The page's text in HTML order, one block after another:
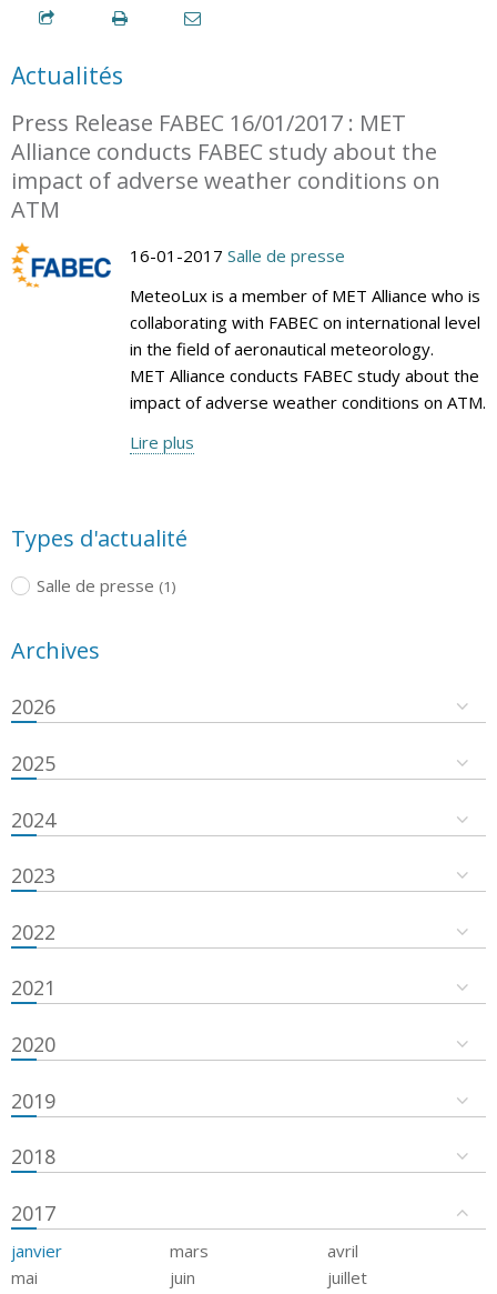
Actualités
Press Release FABEC 16/01/2017 : MET
Alliance conducts FABEC study about the
impact of adverse weather conditions on
ATM
16-01-2017 Salle de presse
MeteoLux is a member of MET Alliance who is
collaborating with FABEC on international level
in the field of aeronautical meteorology.
MET Alliance conducts FABEC study about the
impact of adverse weather conditions on ATM.
Lire plus
Types d'actualité
Salle de presse (1)
Archives
2026
2025
2024
2023
2022
2021
2020
2019
2018
2017
janvier mars
avril
mai
juin
juillet